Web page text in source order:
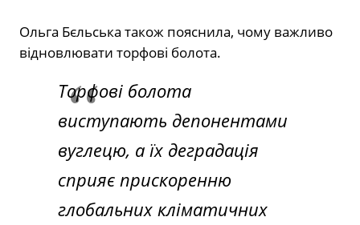
Ольга Бєльська також пояснила, чому важливо
відновлювати торфові болота.
Торфові болота
виступають депонентами
вуглецю, а їх деградація
сприяє прискоренню
глобальних кліматичних